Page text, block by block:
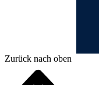
Zurück nach oben